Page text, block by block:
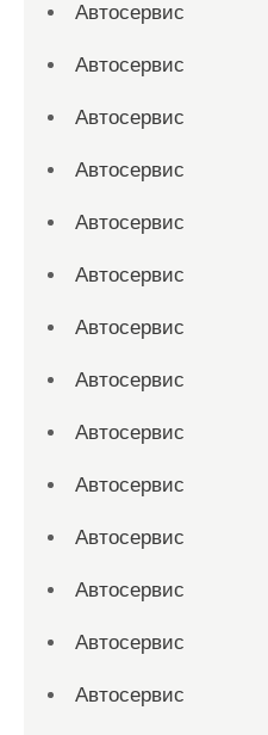
Автосервис
Автосервис
Автосервис
Автосервис
Автосервис
Автосервис
Автосервис
Автосервис
Автосервис
Автосервис
Автосервис
Автосервис
Автосервис
Автосервис